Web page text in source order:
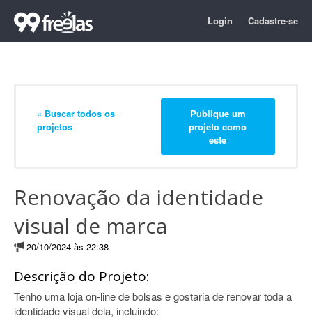
Login Cadastre-se
« Buscar todos os
projetos
Publique um
projeto como
este
Renovação da identidade
visual de marca
20/10/2024 às 22:38
Descrição do Projeto:
Tenho uma loja on-line de bolsas e gostaria de renovar toda a
identidade visual dela, incluindo: